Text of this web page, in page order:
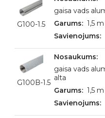
G100-1.5
gaisa vads
1,5 m
G100B-1.5
gaisa vads
alta
1,5 m